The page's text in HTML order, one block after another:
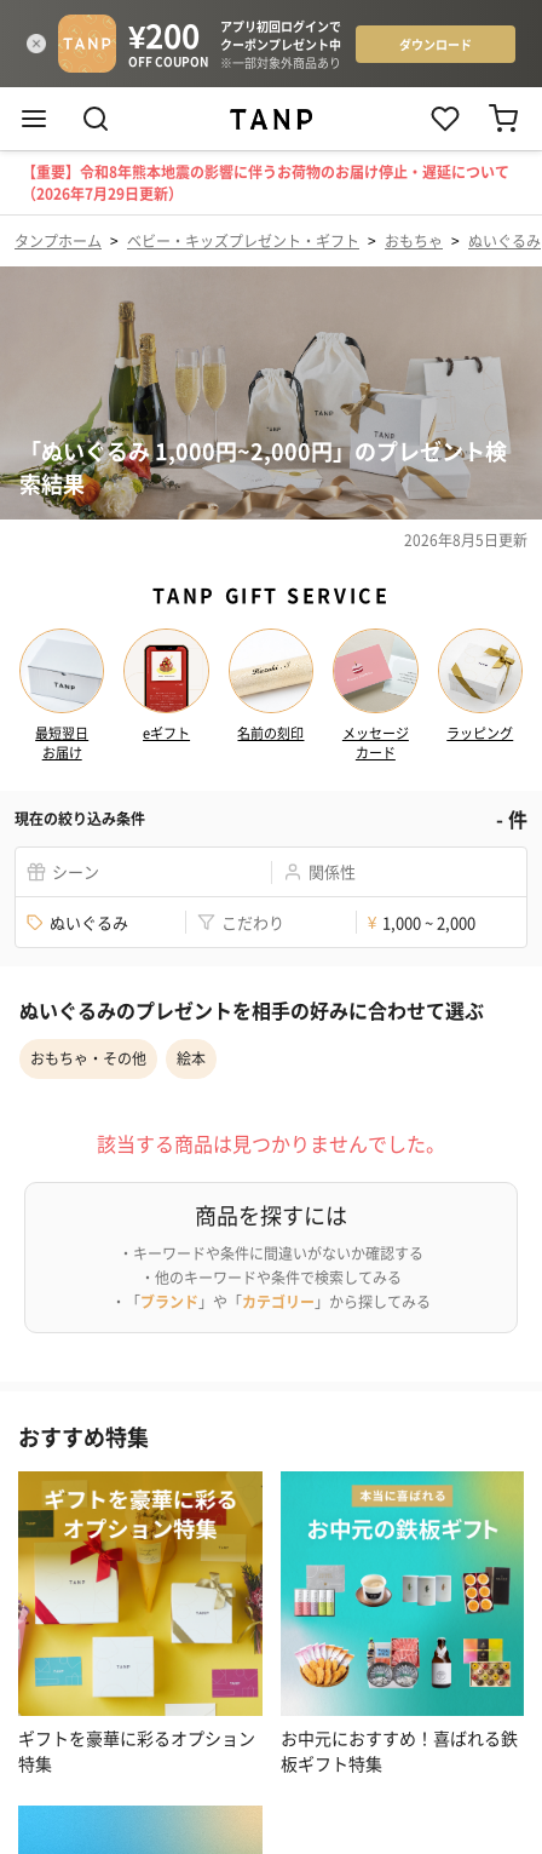
【重要】令和8年熊本地震の影響に伴うお荷物のお届け停止・遅延について
（2026年7月29日更新）
タンプホーム > ベビー・キッズプレゼント・ギフト > おもちゃ > ぬいぐるみ
「ぬいぐるみ 1,000円~2,000円」のプレゼント検
索結果
2026年8月5日更新
TANP GIFT SERVICE
最短翌日
お届け
eギフト 名前の刻印
メッセージ
カード
ラッピング
現在の絞り込み条件 -件
シーン 関係性
ぬいぐるみ こだわり ¥ 1,000 ~ 2,000
ぬいぐるみのプレゼントを相手の好みに合わせて選ぶ
おもちゃ・その他 絵本
該当する商品は見つかりませんでした。
商品を探すには
・キーワードや条件に間違いがないか確認する
・他のキーワードや条件で検索してみる
・「ブランド 」や「カテゴリー 」から探してみる
おすすめ特集
ギフトを豪華に彩るオプション
特集
お中元におすすめ！喜ばれる鉄
板ギフト特集